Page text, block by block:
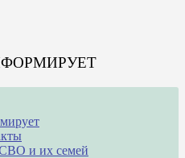
и их семей